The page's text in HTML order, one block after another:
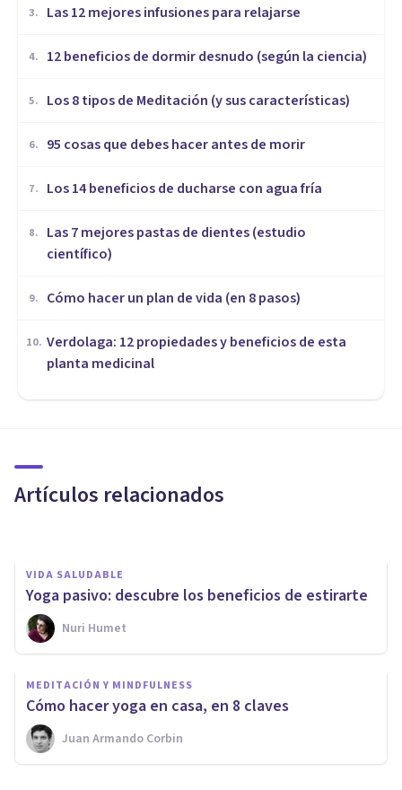
3. ​Las 12 mejores infusiones para relajarse
4. 12 beneficios de dormir desnudo (según la ciencia)
5. Los 8 tipos de Meditación (y sus características)
6. 95 cosas que debes hacer antes de morir
7. Los 14 beneficios de ducharse con agua fría
8.
Las 7 mejores pastas de dientes (estudio
científico)
9. Cómo hacer un plan de vida (en 8 pasos)
10. Verdolaga: 12 propiedades y beneficios de esta
planta medicinal
Artículos relacionados
del yoga
VIDA SALUDABLE
​Yoga pasivo: descubre los beneficios de estirarte
Nuri Humet
MEDITACIÓN Y MINDFULNESS
Cómo hacer yoga en casa, en 8 claves
Juan Armando Corbin
MEDITACIÓN Y MINDFULNESS
Los 24 tipos de yoga que
mejorarán tu equilibrio mental
Juan Armando Corbin